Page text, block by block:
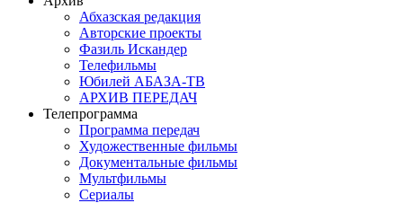
Абхазская редакция
Авторские проекты
Фазиль Искандер
Телефильмы
Юбилей АБАЗА-ТВ
АРХИВ ПЕРЕДАЧ
Телепрограмма
Программа передач
Художественные фильмы
Документальные фильмы
Мультфильмы
Сериалы